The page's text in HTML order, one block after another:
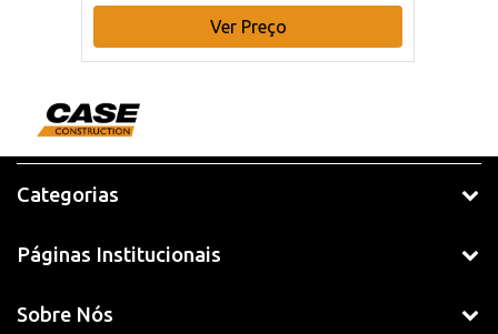
Ver Preço
Categorias
Páginas Institucionais
Sobre Nós